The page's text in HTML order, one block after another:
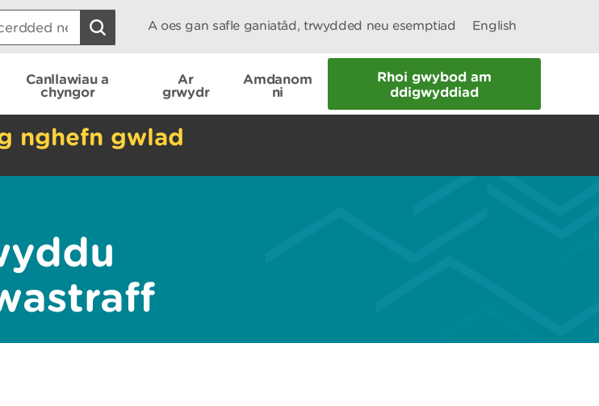
A oes gan safle ganiatâd, trwydded neu esemptiad English
Canllawiau a
chyngor
Ar
grwydr
Amdanom
ni
Rhoi gwybod am
ddigwyddiad
nghefn gwlad